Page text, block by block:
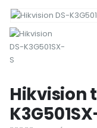
Hikvision